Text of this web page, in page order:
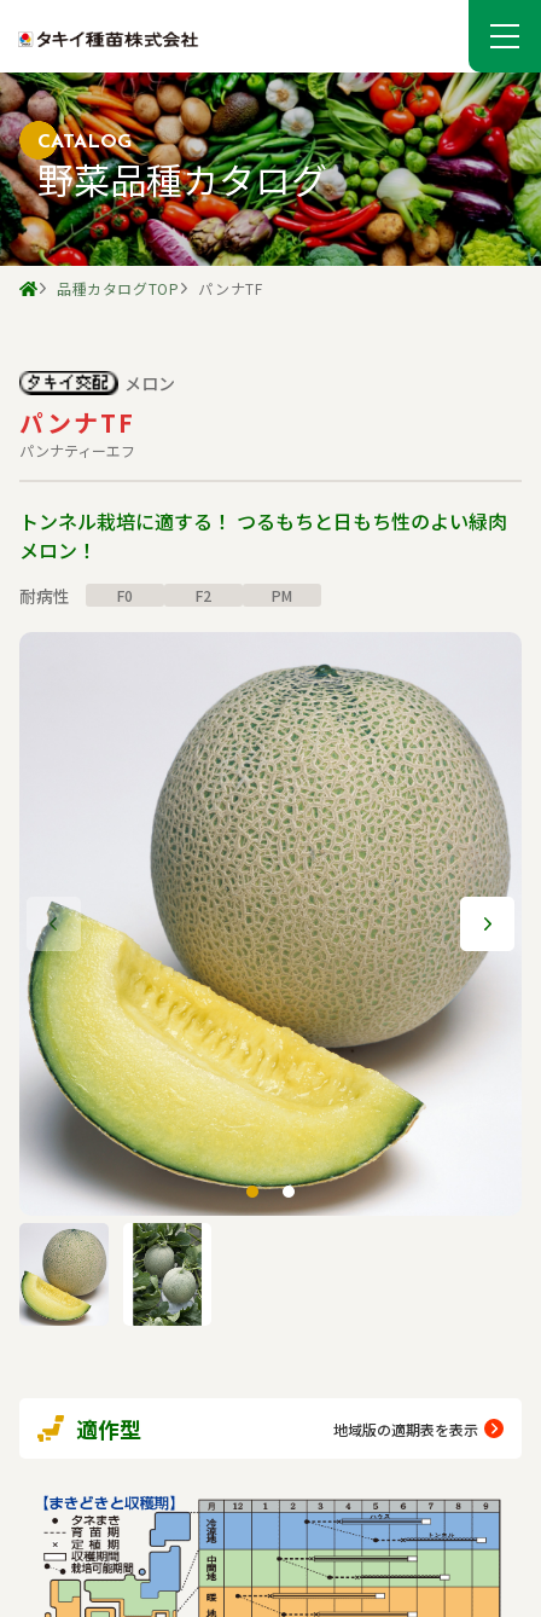
CATALOG
野菜品種カタログ
品種カタログTOP パンナTF
パンナTF
パンナティーエフ
メロン
トンネル栽培に適する！ つるもちと日もち性のよい緑肉
メロン！
耐病性 F0 F2 PM
適作型 地域版の適期表を表示